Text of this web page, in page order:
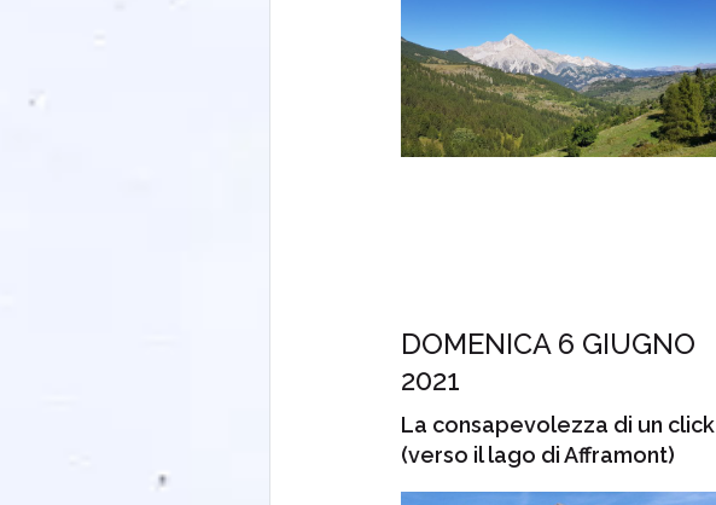
DOMENICA 6 GIUGNO
2021
La consapevolezza di un click
(verso il lago di Afframont)